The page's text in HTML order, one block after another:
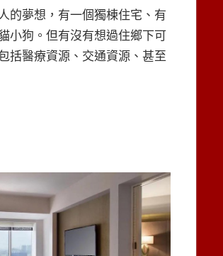
的夢想，有一個獨棟住宅、有
小狗。但有沒有想過住鄉下可
括醫療資源、交通資源、甚至